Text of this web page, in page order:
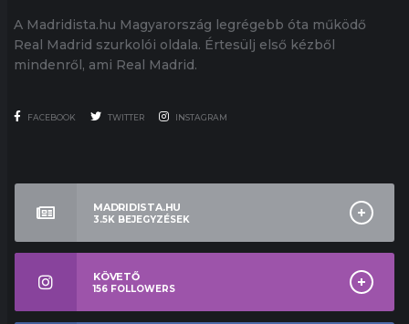
A Madridista.hu Magyarország legrégebb óta működő
Real Madrid szurkolói oldala. Értesülj első kézből
mindenről, ami Real Madrid.
FACEBOOK TWITTER INSTAGRAM
MADRIDISTA.HU
3.5K BEJEGYZÉSEK
KÖVETŐ
156 FOLLOWERS